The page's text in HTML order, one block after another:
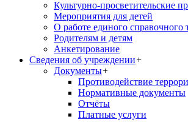
Культурно-просветительские
Мероприятия для детей
О работе единого справочного
Родителям и детям
Анкетирование
Сведения об учреждении+
Документы+
Противодействие
Нормативные документы
Отчёты
Платные услуги